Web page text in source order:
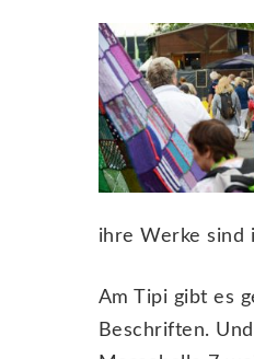
ihre Werke sind
Am Tipi gibt es
Beschriften.